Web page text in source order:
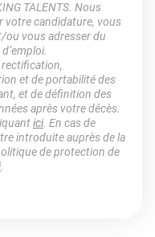
TALENTS. Nous
votre candidature, vous
ou vous adresser du
rectification,
et de portabilité des
et de définition des
après votre décès.
ici. En cas de
introduite auprès de la
de protection de
.